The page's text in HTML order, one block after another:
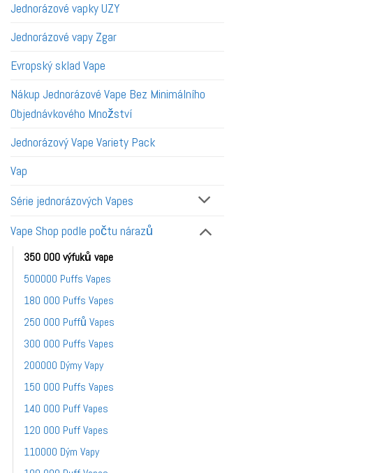
Jednorázové vapky UZY
Jednorázové vapy Zgar
Evropský sklad Vape
Nákup Jednorázové Vape Bez Minimálního
Objednávkového Množství
Jednorázový Vape Variety Pack
Vap
Série jednorázových Vapes
Vape Shop podle počtu nárazů
350 000 výfuků vape
500000 Puffs Vapes
180 000 Puffs Vapes
250 000 Puffů Vapes
300 000 Puffs Vapes
200000 Dýmy Vapy
150 000 Puffs Vapes
140 000 Puff Vapes
120 000 Puff Vapes
110000 Dým Vapy